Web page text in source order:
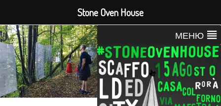
МЕНЮ
Stone Oven House